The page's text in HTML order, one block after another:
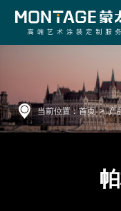
当前位置：首页>产